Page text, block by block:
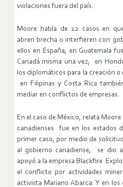
violaciones fuera del país.
Moore habla de 12 casos en
abren brecha o interfieren con
ellos en España, en Guatemala
Canadá misma una vez; en
los diplomáticos para la creación
en Filipinas y Costa Rica
mediar en conflictos de empresas.
En el caso de México, relata
canadienses fue en los estados
primer caso, por medio de
al gobierno canadiense, se dio
apoyó a la empresa Blackfire
el conflicto por actividades
activista Mariano Abarca. Y en